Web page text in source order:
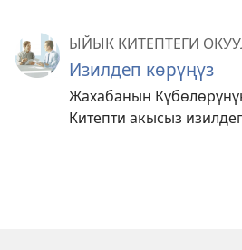
ЫЙЫК КИТЕПТЕГИ
Изилдеп көрүңүз
Жахабанын
Китепти акысыз